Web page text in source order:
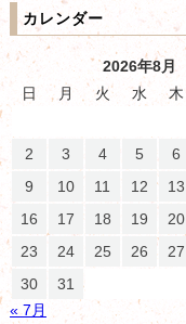
カレンダー
2026年8月
日
月 火 水 木
2
3 4 5 6
9
10 11 12 13
16
17 18 19 20
23
24 25 26 27
30
31
« 7月